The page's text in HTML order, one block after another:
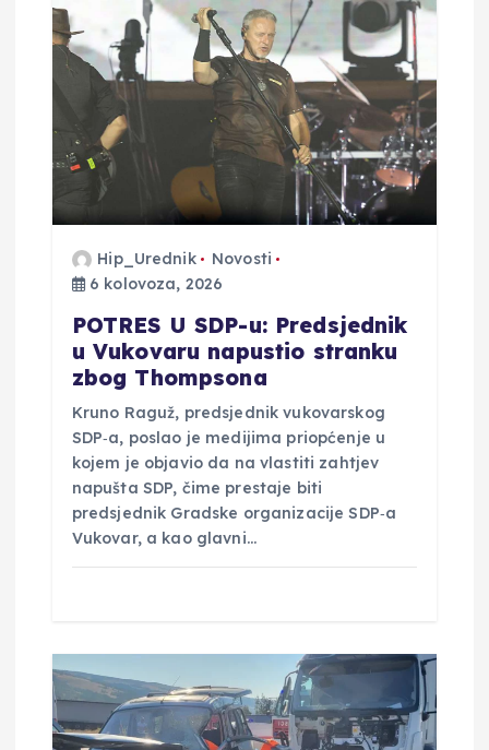
o
b
a
v
Hip_Urednik
Novosti
6 kolovoza, 2026
POTRES U SDP-u: Predsjednik
u Vukovaru napustio stranku
zbog Thompsona
Kruno Raguž, predsjednik vukovarskog
SDP‑a, poslao je medijima priopćenje u
kojem je objavio da na vlastiti zahtjev
napušta SDP, čime prestaje biti
predsjednik Gradske organizacije SDP‑a
Vukovar, a kao glavni…